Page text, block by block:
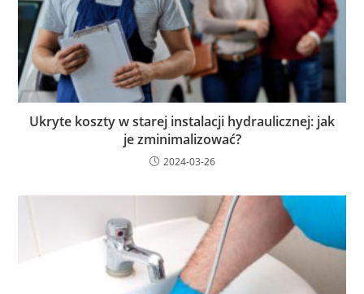
Ukryte koszty w starej instalacji hydraulicznej: jak
je zminimalizować?
2024-03-26